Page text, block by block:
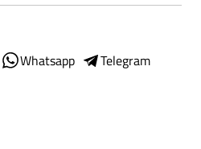
Whatsapp
Telegram